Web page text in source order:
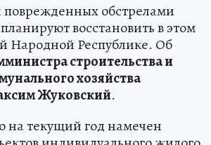
поврежденных обстрелами
восстановить в этом
Народной Республике. Об
строительства и
хозяйства
Жуковский.
на текущий год намечен